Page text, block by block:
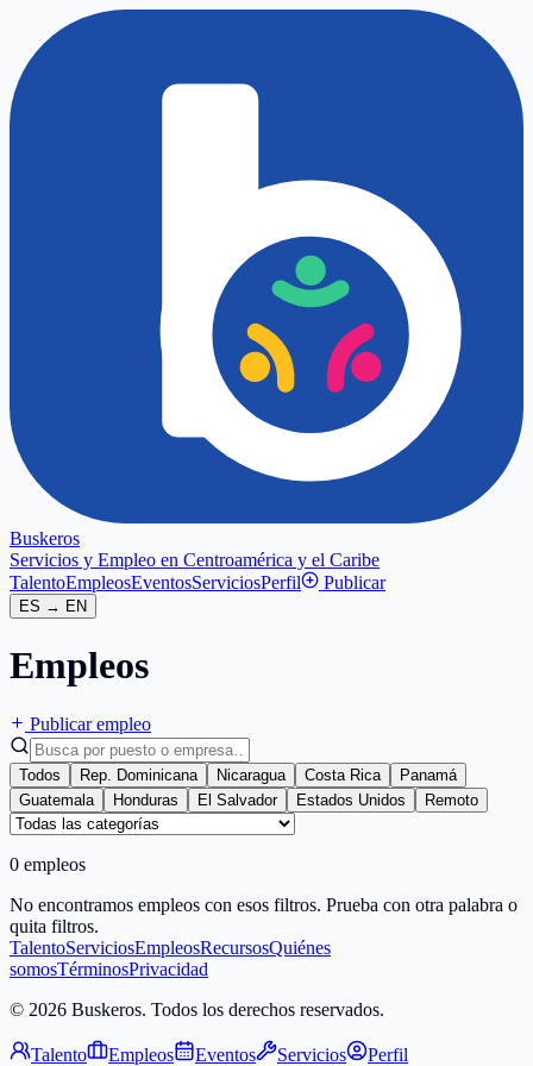
Buskeros
Servicios y Empleo en Centroamérica y el Caribe
TalentoEmpleosEventosServiciosPerfil Publicar
ES → EN
Empleos
Publicar empleo
Todos Rep. Dominicana Nicaragua Costa Rica
Panamá
Guatemala
Honduras El Salvador Estados Unidos Remoto
0 empleos
No encontramos empleos con esos filtros. Prueba con otra palabra o
quita filtros.
TalentoServiciosEmpleosRecursosQuiénes
somosTérminosPrivacidad
© 2026 Buskeros. Todos los derechos reservados.
Talento Empleos Eventos Servicios Perfil